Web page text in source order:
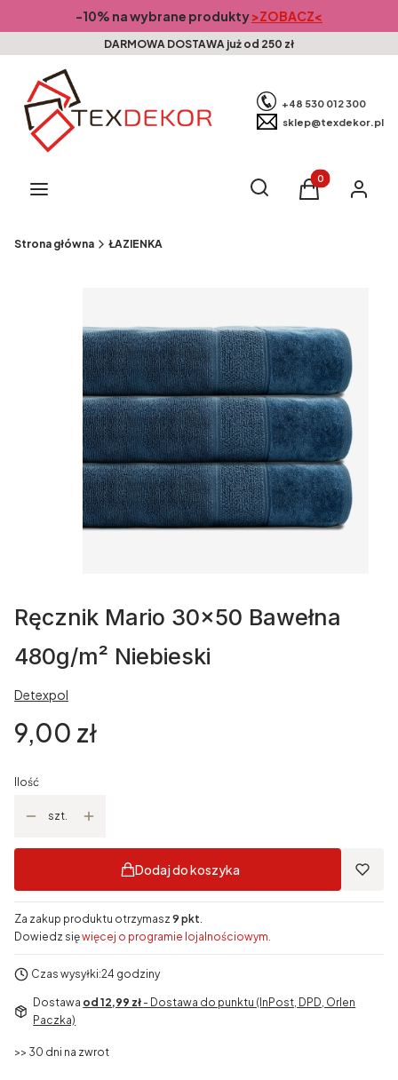
-10% na wybrane produkty>ZOBACZ<
DARMOWA DOSTAWA już od 250 zł
+48 530 012 300
sklep@texdekor.pl
Menu Otwórz wyszukiwarkę
Szukaj Produkty w
Koszyk Zaloguj
Strona główna ŁAZIENKA
Ręcznik Mario 30x50 Bawełna
480g/m² Niebieski
Detexpol
Cena
9,00 zł
Ilość
szt.
Dodaj do koszyka
Za zakup produktu otrzymasz 9 pkt.
Dowiedz sięwięcej o programie lojalnościowym.
Czas wysyłki:24 godziny
Dostawa od 12,99 zł - Dostawa do punktu (InPost, DPD, Orlen
Paczka)
>> 30 dni na zwrot